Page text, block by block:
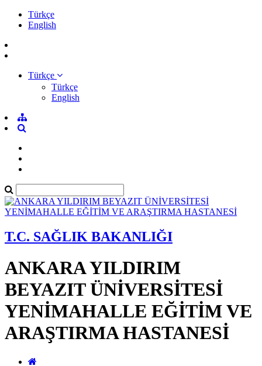
Türkçe
English
Türkçe
Türkçe
English
T.C. SAĞLIK BAKANLIĞI
ANKARA YILDIRIM
BEYAZIT ÜNİVERSİTESİ
YENİMAHALLE EĞİTİM VE
ARAŞTIRMA HASTANESİ